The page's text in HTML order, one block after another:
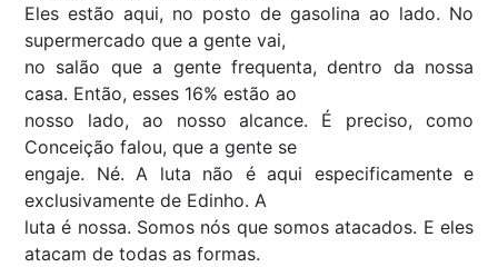
Eles estão aqui, no posto de gasolina ao lado. No
supermercado que a gente vai,
no salão que a gente frequenta, dentro da nossa
casa. Então, esses 16% estão ao
nosso lado, ao nosso alcance. É preciso, como
Conceição falou, que a gente se
engaje. Né. A luta não é aqui especificamente e
exclusivamente de Edinho. A
luta é nossa. Somos nós que somos atacados. E eles
atacam de todas as formas.